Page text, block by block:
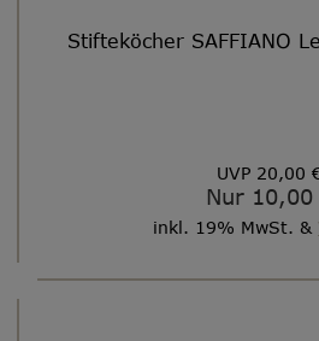
Stifteköcher SAFFIANO
UVP 20,00
Nur 10,00
inkl. 19% MwSt. &